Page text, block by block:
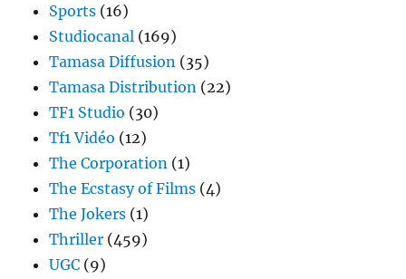
Sports (16)
Studiocanal (169)
Tamasa Diffusion (35)
Tamasa Distribution (22)
TF1 Studio (30)
Tf1 Vidéo (12)
The Corporation (1)
The Ecstasy of Films (4)
The Jokers (1)
Thriller (459)
UGC (9)